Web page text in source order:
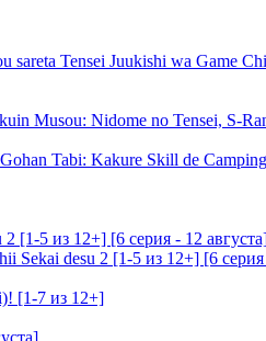
Tensei Juukishi wa Game
Musou: Nidome no Tensei, S-
Tabi: Kakure Skill de
[1-5 из 12+] [6 серия - 12
Sekai desu 2 [1-5 из 12+] [6 серия
[1-7 из 12+]